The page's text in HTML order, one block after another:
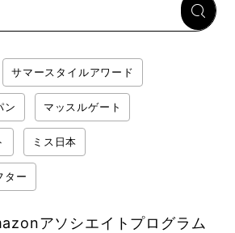
サマースタイルアワード
ン マッスルゲート
ミス日本
ター
アソシエイトプログラム